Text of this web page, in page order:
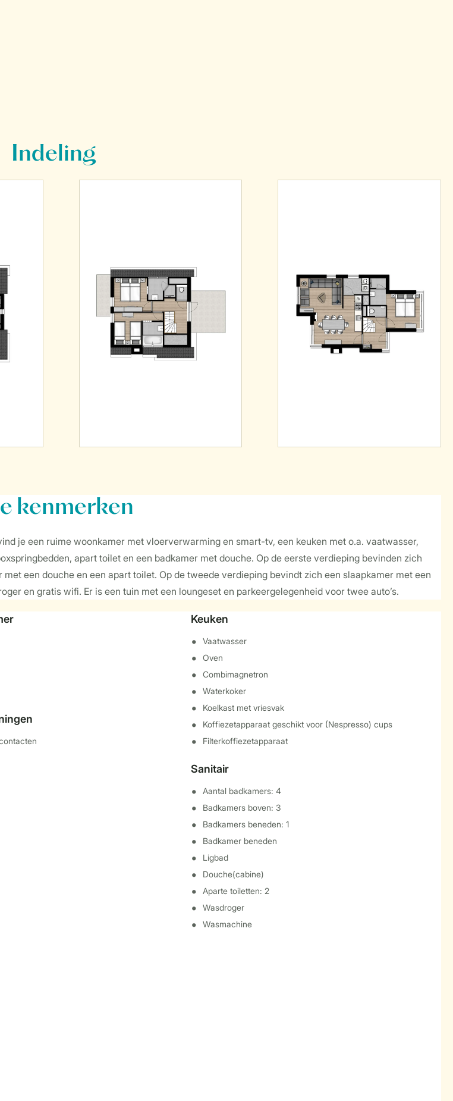
Indeling
kenmerken
je een ruime woonkamer met vloerverwarming en smart-tv, een keuken met o.a. vaatwasser,
apart toilet en een badkamer met douche. Op de eerste verdieping bevinden zich
een douche en een apart toilet. Op de tweede verdieping bevindt zich een slaapkamer met een
en gratis wifi. Er is een tuin met een loungeset en parkeergelegenheid voor twee auto’s.
Keuken
Vaatwasser
Oven
Combimagnetron
Waterkoker
Koelkast met vriesvak
Koffiezetapparaat geschikt voor (Nespresso) cups
Filterkoffiezetapparaat
Sanitair
Aantal badkamers: 4
Badkamers boven: 3
Badkamers beneden: 1
Badkamer beneden
Ligbad
Douche(cabine)
Aparte toiletten: 2
Wasdroger
Wasmachine